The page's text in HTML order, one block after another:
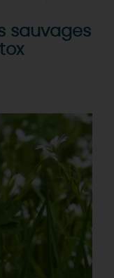
sauvages